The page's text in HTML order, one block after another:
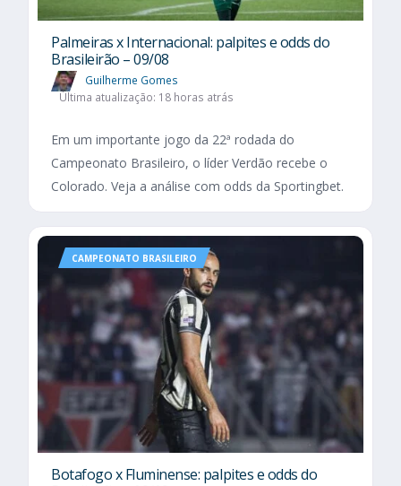
Palmeiras x Internacional: palpites e odds do
Brasileirão – 09/08
Guilherme Gomes
Última atualização: 18 horas atrás
Em um importante jogo da 22ª rodada do
Campeonato Brasileiro, o líder Verdão recebe o
Colorado. Veja a análise com odds da Sportingbet.
CAMPEONATO BRASILEIRO
Botafogo x Fluminense: palpites e odds do